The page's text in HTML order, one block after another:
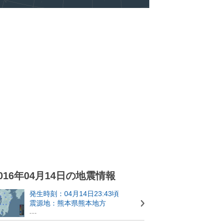
年04月14日の地震情報
発生時刻：04月14日23:43頃
震源地：熊本県熊本地方
---